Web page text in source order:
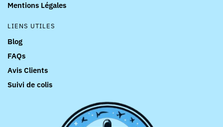
Mentions Légales
LIENS UTILES
Blog
FAQs
Avis Clients
Suivi de colis